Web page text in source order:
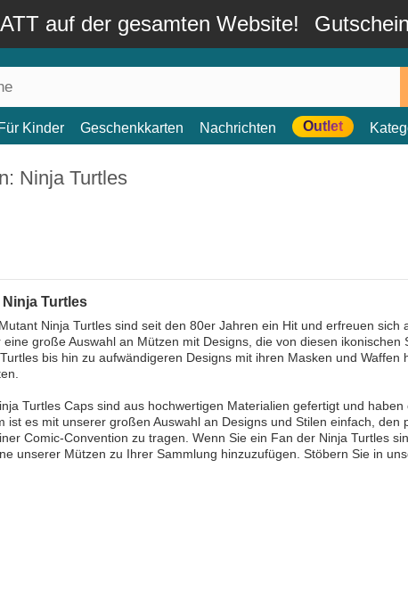
auf der gesamten Website!
Für Kinder Geschenkkarten Nachrichten Outlet
Ninja Turtles
Ninja Turtles
Ninja Turtles sind seit den 80er Jahren ein Hit und erfreuen
eine große Auswahl an Mützen mit Designs, die von diesen
bis hin zu aufwändigeren Designs mit ihren Masken und
Turtles Caps sind aus hochwertigen Materialien gefertigt und
ist es mit unserer großen Auswahl an Designs und Stilen einfach,
Comic-Convention zu tragen. Wenn Sie ein Fan der Ninja Turtles
unserer Mützen zu Ihrer Sammlung hinzuzufügen. Stöbern Sie in